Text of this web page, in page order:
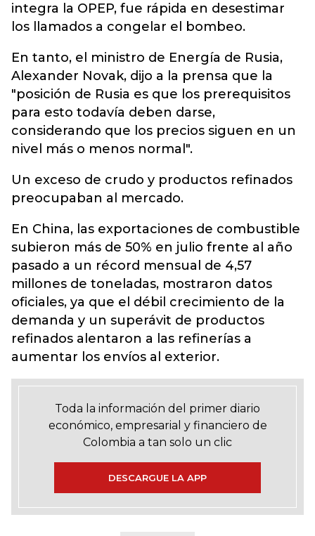
integra la OPEP, fue rápida en desestimar
los llamados a congelar el bombeo.
En tanto, el ministro de Energía de Rusia,
Alexander Novak, dijo a la prensa que la
"posición de Rusia es que los prerequisitos
para esto todavía deben darse,
considerando que los precios siguen en un
nivel más o menos normal".
Un exceso de crudo y productos refinados
preocupaban al mercado.
En China, las exportaciones de combustible
subieron más de 50% en julio frente al año
pasado a un récord mensual de 4,57
millones de toneladas, mostraron datos
oficiales, ya que el débil crecimiento de la
demanda y un superávit de productos
refinados alentaron a las refinerías a
aumentar los envíos al exterior.
Toda la información del primer diario
económico, empresarial y financiero de
Colombia a tan solo un clic
DESCARGUE LA APP